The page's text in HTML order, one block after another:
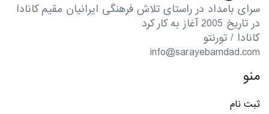
سرای بامداد در راستای تلاش فرهنگی ایرانیان مقیم کانادا
در تاریخ 2005 آغاز به کار کرد
کانادا / تورنتو
info@sarayebamdad.com
منو
ثبت نام